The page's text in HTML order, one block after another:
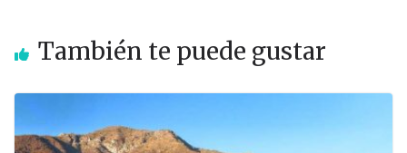
También te puede gustar